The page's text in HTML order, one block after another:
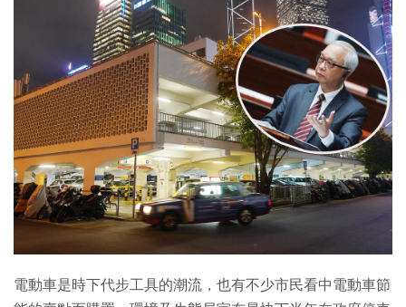
電動車是時下代步工具的潮流，也有不少市民看中電動車節